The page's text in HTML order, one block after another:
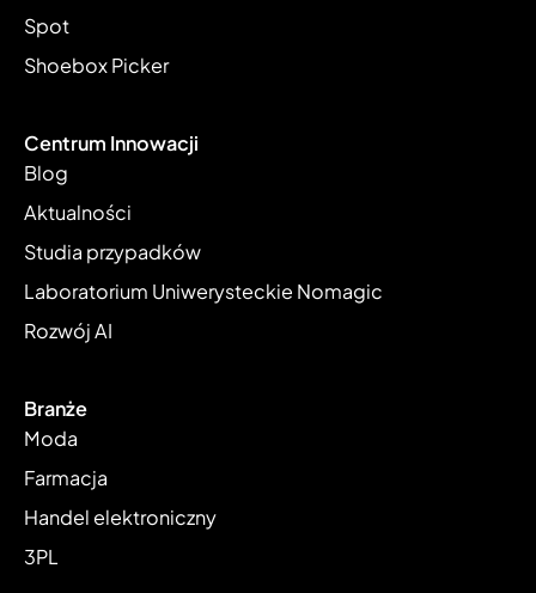
Spot
Shoebox Picker
Centrum Innowacji
Blog
Aktualności
Studia przypadków
Laboratorium Uniwerysteckie Nomagic
Rozwój AI
Branże
Moda
Farmacja
Handel elektroniczny
3PL